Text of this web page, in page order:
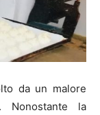
da un malore
Nonostante la